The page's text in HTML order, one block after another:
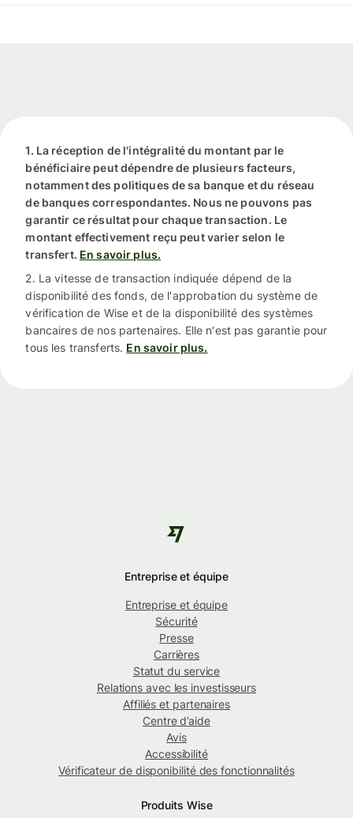
1. La réception de l'intégralité du montant par le
bénéficiaire peut dépendre de plusieurs facteurs,
notamment des politiques de sa banque et du réseau
de banques correspondantes. Nous ne pouvons pas
garantir ce résultat pour chaque transaction. Le
montant effectivement reçu peut varier selon le
transfert. En savoir plus.
2. La vitesse de transaction indiquée dépend de la
disponibilité des fonds, de l'approbation du système de
vérification de Wise et de la disponibilité des systèmes
bancaires de nos partenaires. Elle n'est pas garantie pour
tous les transferts. En savoir plus.
Entreprise et équipe
Entreprise et équipe
Sécurité
Presse
Carrières
Statut du service
Relations avec les investisseurs
Affiliés et partenaires
Centre d’aide
Avis
Accessibilité
Vérificateur de disponibilité des fonctionnalités
Produits Wise